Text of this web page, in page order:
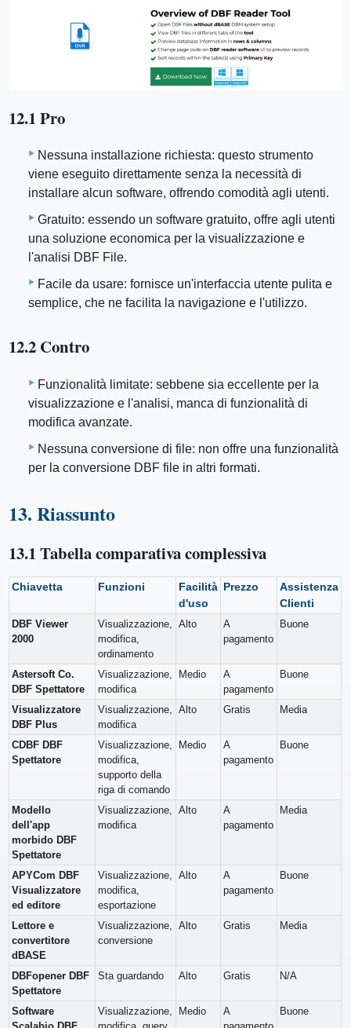
12.1 Pro
Nessuna installazione richiesta: questo strumento
viene eseguito direttamente senza la necessità di
installare alcun software, offrendo comodità agli utenti.
Gratuito: essendo un software gratuito, offre agli utenti
una soluzione economica per la visualizzazione e
l'analisi DBF File.
Facile da usare: fornisce un'interfaccia utente pulita e
semplice, che ne facilita la navigazione e l'utilizzo.
12.2 Contro
Funzionalità limitate: sebbene sia eccellente per la
visualizzazione e l'analisi, manca di funzionalità di
modifica avanzate.
Nessuna conversione di file: non offre una funzionalità
per la conversione DBF file in altri formati.
13. Riassunto
13.1 Tabella comparativa complessiva
Chiavetta Funzioni
Facilità
d'uso
Prezzo
Assistenza
Clienti
DBF Viewer
2000
Visualizzazione,
modifica,
ordinamento
Alto
A
pagamento
Buone
Astersoft Co.
DBF Spettatore
Visualizzazione,
modifica
Medio
A
pagamento
Buone
Visualizzatore
DBF Plus
Visualizzazione,
modifica
Alto Gratis Media
CDBF DBF
Spettatore
Visualizzazione,
modifica,
supporto della
riga di comando
Medio
A
pagamento
Buone
Modello
dell'app
morbido DBF
Spettatore
Visualizzazione,
modifica
Alto
A
pagamento
Media
APYCom DBF
Visualizzatore
ed editore
Visualizzazione,
modifica,
esportazione
Alto
A
pagamento
Buone
Lettore e
convertitore
dBASE
Visualizzazione,
conversione
Alto Gratis Media
DBFopener DBF
Spettatore
Sta guardando Alto Gratis N/A
Software
Visualizzazione,
Medio
A
Buone